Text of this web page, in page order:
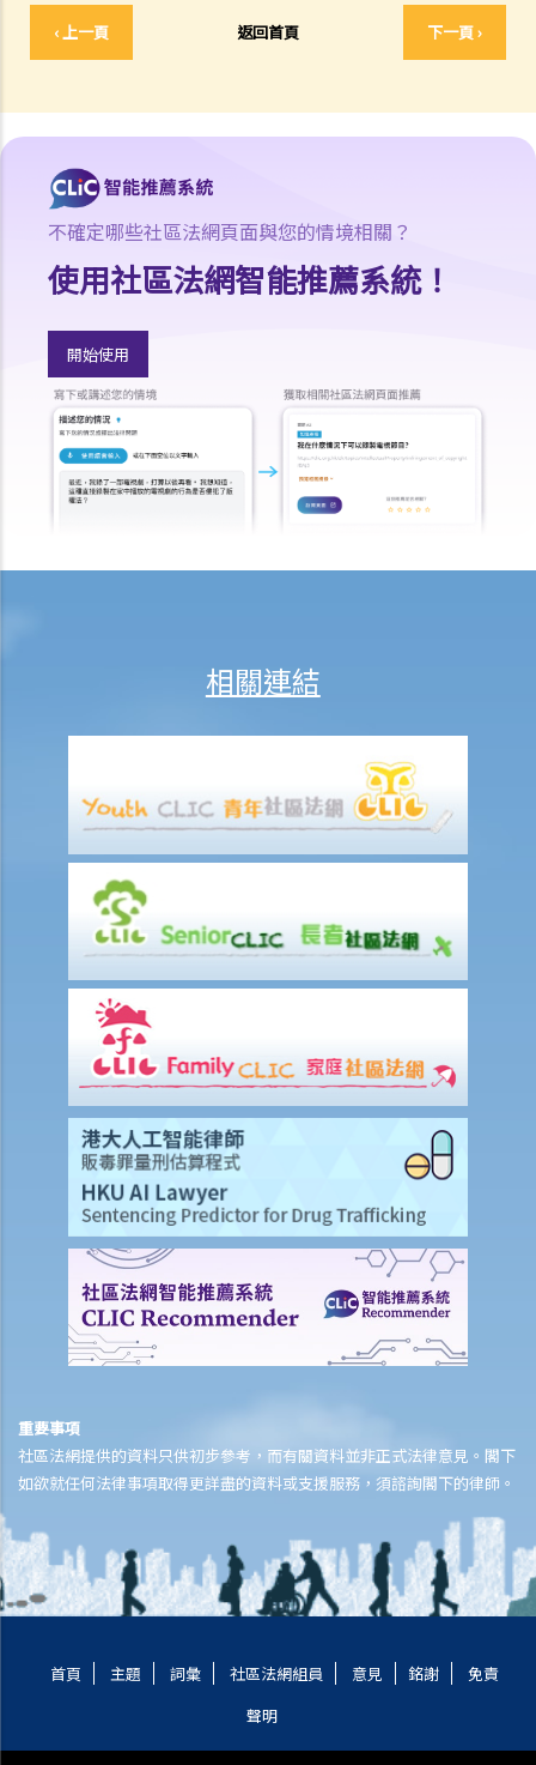
‹ 上一頁 返回首頁 下一頁 ›
效」。我可否在這段期間向保險公司索償？
15. 我為同一項目（如住院或家居意外）購買了數份保險。我可否從所
償會否有不同規定？
16. 法例規定誰人需要參加強積金計劃（或其他認可的職業性退休計
劃）？自僱人士或臨時僱員 / 散工（沒有僱傭合約的員工）是否亦要參
加這些計劃？
17. 法例規定強積金計劃的供款額或入息比例是多少？
18. 我已参加強積金計劃。我是否仍需考慮其他退休計劃，例如人壽保
險或其他投資工具？
B. 醫療保險
1. 團體醫療保險和個人醫療保險有甚麼分別？
2. 甚麼是自願醫保計劃？
3. 認可產品的最低保險保障是甚麼？
4. 如何知道保單是否是自願醫保計劃的保單？
5. 如果受保人試圖自殺但最終只是弄傷自己，「自殺條款」在醫療保險
6. 在處理索償時，保險公司會否接受中醫發出的醫療報告 / 醫生紙？
2. 「永久傷殘」和「暫時性傷殘」的一般定義是甚麼？保險公司支付了
一筆永久傷殘賠償給我，但兩年後我奇蹟地復原，保險公司可否向我討
回部分賠償？
3. 我很少參與高危運動（例如滑水），但我有一次玩這類運動時受傷。
這次受傷會被視為「意外」、「自招」抑或「疏忽」事件呢？它會否影
響我的醫療或意外保險索償？
4. 在人身傷亡訴訟中，我已從犯錯一方獲得賠償。這些賠償會否抵銷保
險公司的賠款？
D. 家居保險
1. 如果我的居所和屋內家具均已損毁，保險公司會否全數賠償我的損
失？保險公司會否在支付賠償之前先作出專業評估？
2. 我是大廈內某個單位的業主，而大廈本身已經購有第三者責任保險。
如果有訪客或住客在大廈內遇上意外受傷，我是否可以置身事外？
E. 專業責任保險
F. 汽車保險
1. 如有交通意外發生，有甚麼事情司機應該或不應該做？如果受害人控
告司機，司機應否先行聘請律師才通知有關保險公司？
2. 交通意外發生後，司機應否立即安排車輛維修？維修費用是否需要獲
3. 我是一輛汽車的登記車主，但並不是「真正車主」（即並非付款購買
該車輛的人），我可否為該車輛購買保險？如果我是付款購買汽車的人
但不是登記車主，會有何分別？
4. 我是一位車主，法律是否規定我必須購買第三者責任保險？如果我沒
有購買有關保險會有甚麼後果？
5. 我是否需要於申請購買汽車保險時就我早前作為司機所涉及的交通意
外紀錄作出披露?如我披露最近與交通規例相關的刑事定罪（例如違例
不確定哪些社區法網頁面與您的情境相關？
使用社區法網智能推薦系統！
開始使用
相關連結
重要事項
社區法網提供的資料只供初步參考，而有關資料並非正式法律意見。閣下
如欲就任何法律事項取得更詳盡的資料或支援服務，須諮詢閣下的律師。
首頁 主題 詞彙 社區法網組員 意見 銘謝
免責
聲明